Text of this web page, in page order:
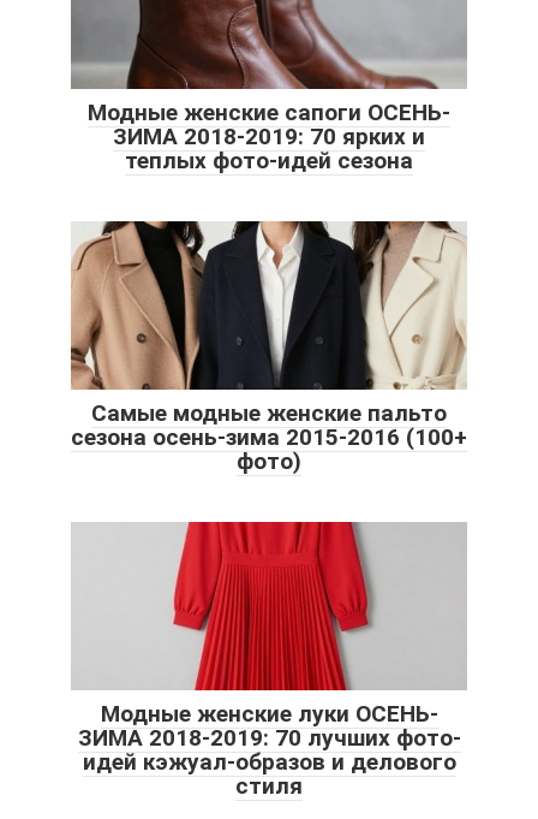
Модные женские сапоги ОСЕНЬ-
ЗИМА 2018-2019: 70 ярких и
теплых фото-идей сезона
Самые модные женские пальто
сезона осень-зима 2015-2016 (100+
фото)
Модные женские луки ОСЕНЬ-
ЗИМА 2018-2019: 70 лучших фото-
идей кэжуал-образов и делового
стиля